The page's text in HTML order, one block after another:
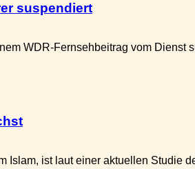
suspendiert
WDR-Fernsehbeitrag vom Dienst
ist laut einer aktuellen Studie